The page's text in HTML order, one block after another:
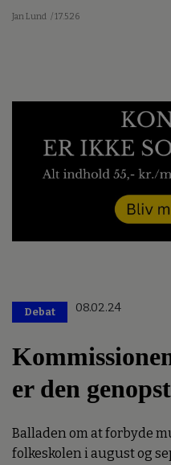
Jan Lund / 17.5.26
Debat 08.02.24
er den
Balladen om at forbyde
folkeskolen i august og